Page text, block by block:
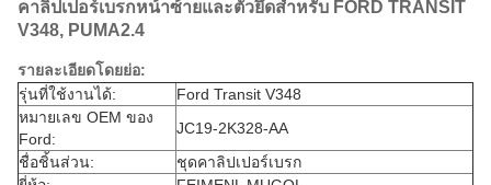
คาลิปเปอร์เบรกหน้าซ้ายและตัวยึดสำหรับ FORD TRANSIT
V348, PUMA2.4
รายละเอียดโดยย่อ:
รุ่นที่ใช้งานได้:
Ford Transit V348
หมายเลข OEM ของ
Ford:
JC19-2K328-AA
ชื่อชิ้นส่วน:
ชุดคาลิปเปอร์เบรก